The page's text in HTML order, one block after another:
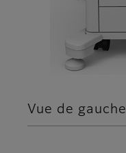
Vue de gauche